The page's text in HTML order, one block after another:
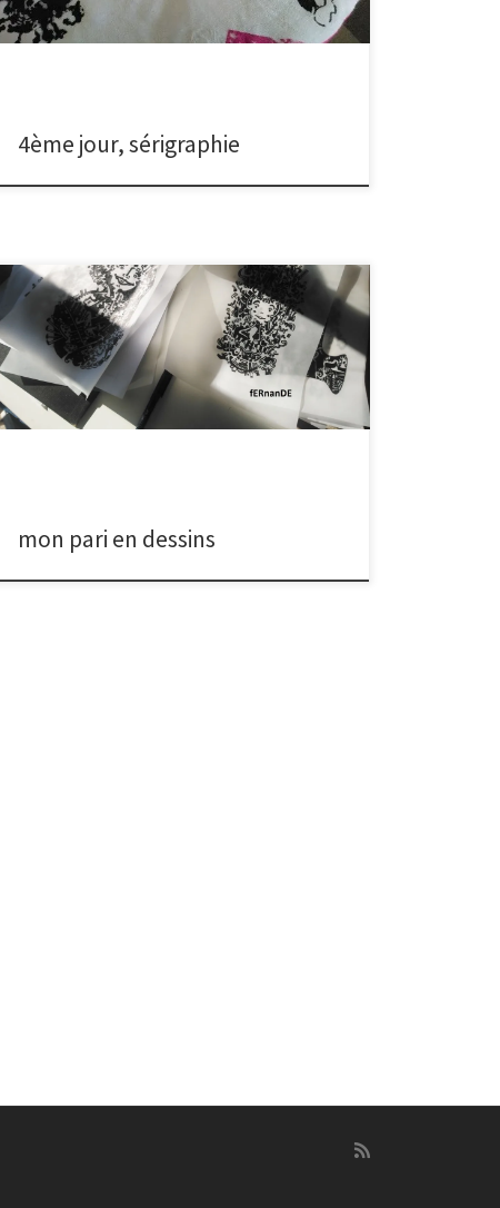
(de la soie tendue sur le cadre) sont volontairement
plus serrés que pour une impression sur […]
4ème jour, sérigraphie
Un défi jusqu’au 31 décembre 2018, c’est ce que je
propose. Pour le goût du jeu, induire une nouvelle
motivation dans ma création, le plaisir de se donner
des règes qui permettront d’ouvrir de nouvelles
portes. Le pari, le voici : je posterai 1 dessin par jour,
mon pari en dessins